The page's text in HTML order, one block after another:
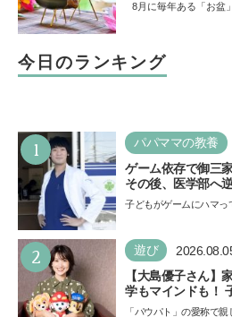
8月に毎年ある「お盆
今日のランキング
1 パパママの教養
ゲーム依存で御三
その後、医学部へ
「ゲームの経験が
子どもがゲームにハマっ
い…
2 遊び
【大島優子さん】
学もマインドも！
声優をつとめた映
「パウパト」の愛称で